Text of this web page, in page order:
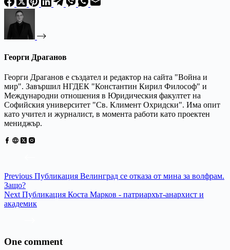
Георги Драганов
Георги Драганов е създател и редактор на сайта "Война и
мир". Завършил НГДЕК "Константин Кирил Философ" и
Международни отношения в Юридическия факултет на
Софийския университет "Св. Климент Охридски". Има опит
като учител и журналист, в момента работи като проектен
мениджър.
Previous Публикация Велинград се отказа от мина за волфрам.
Защо?
Next Публикация Коста Марков - патриархът-анархист и
академик
One comment